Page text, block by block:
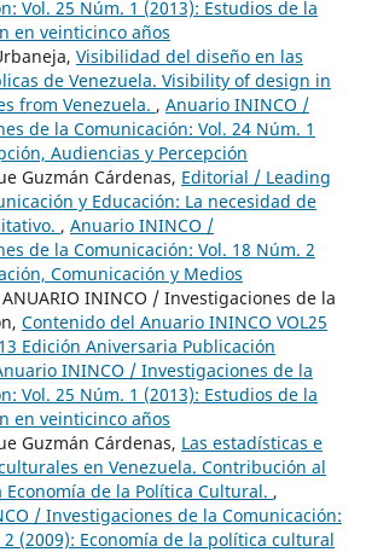
Vol. 25 Núm. 1 (2013): Estudios de la
en veinticinco años
Visibilidad del diseño en las
de Venezuela. Visibility of design in
from Venezuela. , Anuario ININCO /
de la Comunicación: Vol. 24 Núm. 1
Audiencias y Percepción
Guzmán Cárdenas, Editorial / Leading
y Educación: La necesidad de
, Anuario ININCO /
de la Comunicación: Vol. 18 Núm. 2
Comunicación y Medios
ANUARIO ININCO / Investigaciones de la
Contenido del Anuario ININCO VOL25
Edición Aniversaria Publicación
ININCO / Investigaciones de la
Vol. 25 Núm. 1 (2013): Estudios de la
en veinticinco años
Guzmán Cárdenas, Las estadísticas e
en Venezuela. Contribución al
de la Política Cultural. ,
/ Investigaciones de la Comunicación:
2 (2009): Economía de la política cultural